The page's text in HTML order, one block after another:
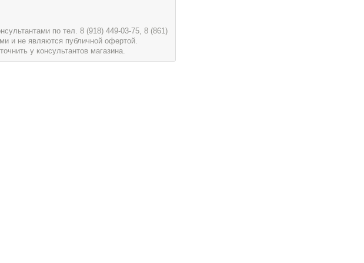
по тел. 8 (918) 449-03-75, 8 (861)
и не являются публичной офертой.
у консультантов магазина.